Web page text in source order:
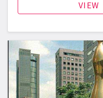
VIEW